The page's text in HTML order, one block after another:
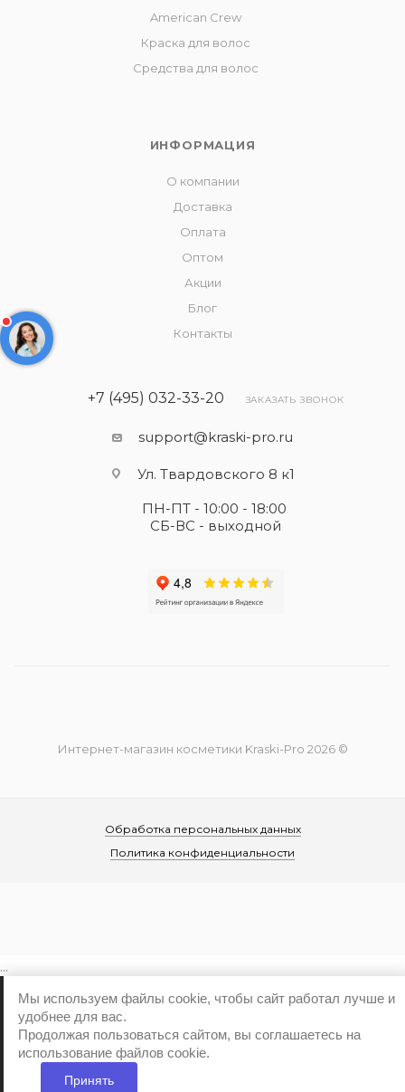
American Crew
Краска для волос
Средства для волос
ИНФОРМАЦИЯ
О компании
Доставка
Оплата
Оптом
Акции
Блог
Контакты
+7 (495) 032-33-20 ЗАКАЗАТЬ ЗВОНОК
support@kraski-pro.ru
Ул. Твардовского 8 к1
ПН-ПТ - 10:00 - 18:00
СБ-ВС - выходной
Интернет-магазин косметики Kraski-Pro 2026 ©
Обработка персональных данных
Политика конфиденциальности
...
Мы используем файлы cookie, чтобы сайт работал лучше и
удобнее для вас.
Продолжая пользоваться сайтом, вы соглашаетесь на
использование файлов cookie.
Принять